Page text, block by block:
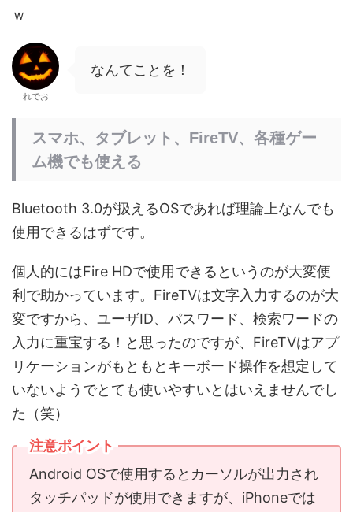
ｗ
れでお
なんてことを！
スマホ、タブレット、FireTV、各種ゲー
ム機でも使える
Bluetooth 3.0が扱えるOSであれば理論上なんでも
使用できるはずです。
個人的にはFire HDで使用できるというのが大変便
利で助かっています。FireTVは文字入力するのが大
変ですから、ユーザID、パスワード、検索ワードの
入力に重宝する！と思ったのですが、FireTVはアプ
リケーションがもともとキーボード操作を想定して
いないようでとても使いやすいとはいえませんでし
た（笑）
注意ポイント
Android OSで使用するとカーソルが出力され
タッチパッドが使用できますが、iPhoneでは